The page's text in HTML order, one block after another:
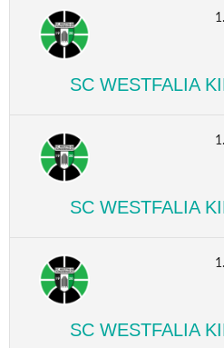
SC WESTFALIA
SC WESTFALIA
SC WESTFALIA